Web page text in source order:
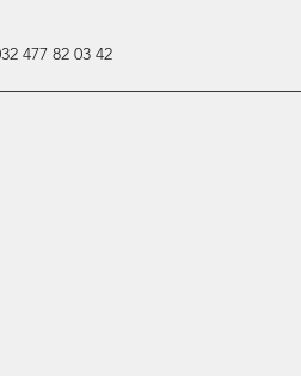
477 82 03 42